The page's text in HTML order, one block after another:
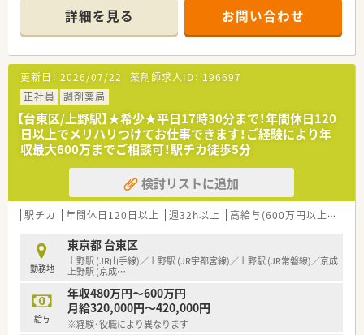
の合同勉強会など、各種勉強会も多数あります！
■年間休日125日!福利厚生も充実しているので、安心して働け
ます。
■福利厚生充実！環境良好で、退職者が少ないのも魅力です。
■「育児・介護休業制度」に加えて、「育児・介護短時間勤務制度」
もあります。
≪こんな薬局です≫
■人気の浅草エリア♪
■応需科目は内科・整形外科・眼科・リハビリテーション科
■在宅も積極的に取り組んでいます！
■処方箋枚数は50～60枚/日
■新人配属も多いため未経験者にも最適な店舗です♪
■機械はイーサー・Vマスが設置されています
■加算関係がしっかりと算定されているため、地域体制加算など
■患者様とのコミュニケーションを大切にしているため、座って
投薬しています
詳細を見る お問い合わせ
更新日： 2026/07/22 薬剤師求人ID： 196697
正社員
調剤薬局
【台東区/上野駅】★希少★平日17時30分まで！年間休日120
日以上でメリハリつけてお仕事できます！ご経験により年
収最大600万までご相談可！駅チカ徒歩5分
検討リストに追加
駅チカ 年間休日120日以上 週32h以上 高給与(600万円以上)
勤務地
東京都 台東区
上野駅 (JR山手線)／上野駅 (JR宇都宮線)／上野駅 (JR常磐線)／京成
上野駅 (京成…
給与
年収480万円～600万円
月給320,000円～420,000円
※経験・役職により異なります